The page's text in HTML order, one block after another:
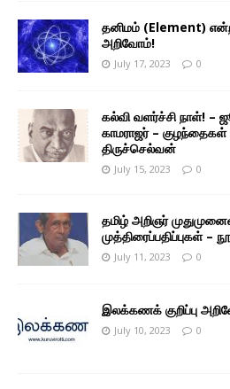
தனிமம் (Element)
அறிவோம்!
July 17, 2023 0
கல்வி வளர்ச்சி நாள்! –
காமராஜர் – குழந்தைகள்
திருச்செல்வன்
July 15, 2023 0
தமிழ் அறிஞர்
முத்திரைப்பதிப்புகள்
July 11, 2023 0
இலக்கணக் குறிப்பு
July 10, 2023 0